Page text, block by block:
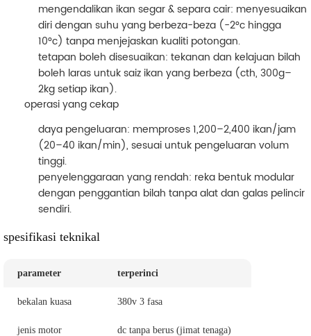
mengendalikan ikan segar & separa cair: menyesuaikan
diri dengan suhu yang berbeza-beza (-2°c hingga
10°c) tanpa menjejaskan kualiti potongan.
tetapan boleh disesuaikan: tekanan dan kelajuan bilah
boleh laras untuk saiz ikan yang berbeza (cth, 300g–
2kg setiap ikan).
operasi yang cekap
daya pengeluaran: memproses 1,200–2,400 ikan/jam
(20–40 ikan/min), sesuai untuk pengeluaran volum
tinggi.
penyelenggaraan yang rendah: reka bentuk modular
dengan penggantian bilah tanpa alat dan galas pelincir
sendiri.
spesifikasi teknikal
parameter terperinci
bekalan kuasa 380v 3 fasa
jenis motor dc tanpa berus (jimat tenaga)